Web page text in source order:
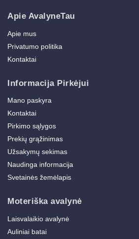
Apie AvalyneTau
Apie mus
Privatumo politika
Kontaktai
Informacija Pirkėjui
Mano paskyra
Kontaktai
Pirkimo sąlygos
Prekių grąžinimas
Užsakymų sekimas
Naudinga informacija
Svetainės žemėlapis
Moteriška avalynė
Laisvalaikio avalynė
Auliniai batai